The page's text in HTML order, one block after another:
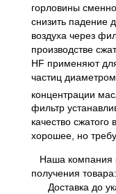
горловины
снизить падение
воздуха через
производстве
HF применяют
частиц
концентрации
фильтр
качество сжатого
хорошее, но
Наша компания
получения товара:
Доставка до